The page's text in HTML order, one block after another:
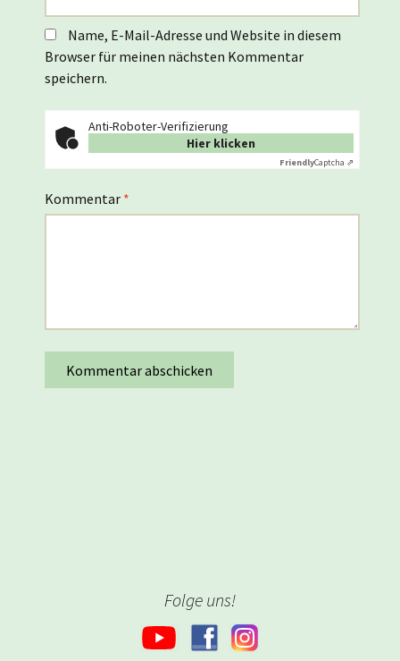
Name, E-Mail-Adresse und Website in diesem
Browser für meinen nächsten Kommentar
speichern.
Anti-Roboter-Verifizierung
Hier klicken
FriendlyCaptcha ⇗
Kommentar *
Folge uns!